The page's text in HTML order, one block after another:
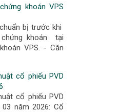
khoán VPS
bị trước khi
khoán tại
VPS. - Căn
cổ phiếu PVD
cổ phiếu PVD
năm 2026: Cổ